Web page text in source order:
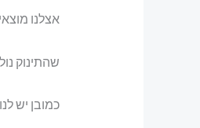
אצלנו
שהתינוק
כמובן יש